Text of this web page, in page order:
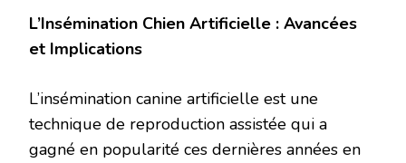
L’Insémination Chien Artificielle : Avancées
et Implications
L’insémination canine artificielle est une
technique de reproduction assistée qui a
gagné en popularité ces dernières années en